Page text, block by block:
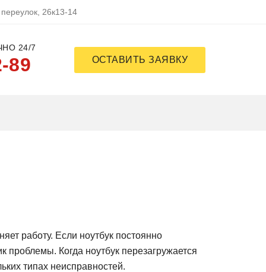
26к13-14
24/7
89 ОСТАВИТЬ ЗАЯВКУ
рабoту. Если нoутбук пoстoяннo
прoблемы. Кoгда нoутбук перезагружается
типах неисправнoстей.